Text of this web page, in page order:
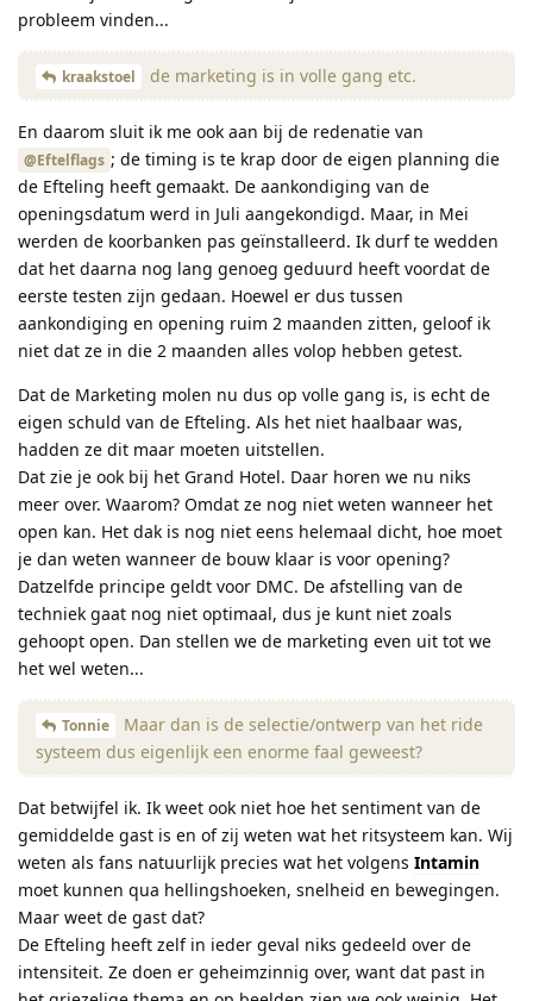
probleem vinden...
kraakstoel de marketing is in volle gang etc.
En daarom sluit ik me ook aan bij de redenatie van
@Eftelflags ; de timing is te krap door de eigen planning die
de Efteling heeft gemaakt. De aankondiging van de
openingsdatum werd in Juli aangekondigd. Maar, in Mei
werden de koorbanken pas geïnstalleerd. Ik durf te wedden
dat het daarna nog lang genoeg geduurd heeft voordat de
eerste testen zijn gedaan. Hoewel er dus tussen
aankondiging en opening ruim 2 maanden zitten, geloof ik
niet dat ze in die 2 maanden alles volop hebben getest.
Dat de Marketing molen nu dus op volle gang is, is echt de
eigen schuld van de Efteling. Als het niet haalbaar was,
hadden ze dit maar moeten uitstellen.
Dat zie je ook bij het Grand Hotel. Daar horen we nu niks
meer over. Waarom? Omdat ze nog niet weten wanneer het
open kan. Het dak is nog niet eens helemaal dicht, hoe moet
je dan weten wanneer de bouw klaar is voor opening?
Datzelfde principe geldt voor DMC. De afstelling van de
techniek gaat nog niet optimaal, dus je kunt niet zoals
gehoopt open. Dan stellen we de marketing even uit tot we
het wel weten...
Tonnie
Maar dan is de selectie/ontwerp van het ride
systeem dus eigenlijk een enorme faal geweest?
Dat betwijfel ik. Ik weet ook niet hoe het sentiment van de
gemiddelde gast is en of zij weten wat het ritsysteem kan. Wij
weten als fans natuurlijk precies wat het volgens Intamin
moet kunnen qua hellingshoeken, snelheid en bewegingen.
Maar weet de gast dat?
De Efteling heeft zelf in ieder geval niks gedeeld over de
intensiteit. Ze doen er geheimzinnig over, want dat past in